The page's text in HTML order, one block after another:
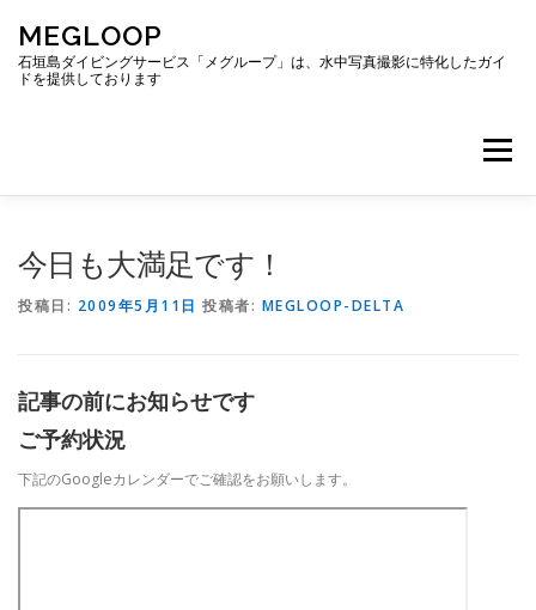
ッ
MEGLOOP
石垣島ダイビングサービス「メグループ」は、水中写真撮影に特化したガイ
ドを提供しております
メニュー
今日も大満足です！
投稿日: 2009年5月11日 投稿者: MEGLOOP-DELTA
記事の前にお知らせです
ご予約状況
下記のGoogleカレンダーでご確認をお願いします。